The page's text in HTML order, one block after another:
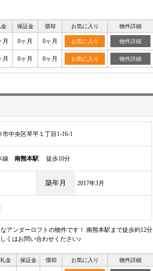
金 保証金 償却 お気に入り 物件詳細
月 0ヶ月 0ヶ月 お気に入り 物件詳細
月 0ヶ月 0ヶ月 お気に入り 物件詳細
市中央区琴平１丁目1-16-1
線 南熊本駅 徒歩10分
築年月 2017年3月
アンダーロフトの物件です！ 南熊本駅まで徒歩約12分
くはお問い合わせください♪
礼金 保証金 償却 お気に入り 物件詳細